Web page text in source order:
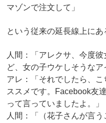
マゾンで注文して」
という従来の延長線上にあ
人間：「アレクサ、今度
ど、女の子ウケしそうなア
アレ：「それでしたら、
ススメです。Facebook友
って言っていましたよ。」
人間：「（花子さんが言